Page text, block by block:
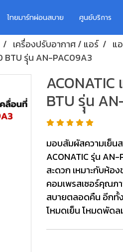
ไทยมาร์ทผ่อนสบาย ศูนย์บริการ
เครื่องปรับอากาศ / แอร์
แ
BTU รุุ่น AN-PAC09A3
BTU รุุ่น
มอบสัมผัสความเย็น
ACONATIC รุ่น
สะดวก เหมาะกับห้อ
คอมเพรสเซอร์คุณภ
สบายตลอดคืน อีกทั้
โหมดเย็น โหมดพัด